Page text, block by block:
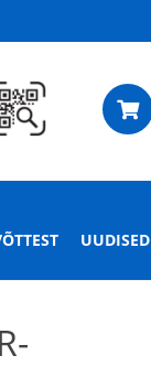
UUDISED